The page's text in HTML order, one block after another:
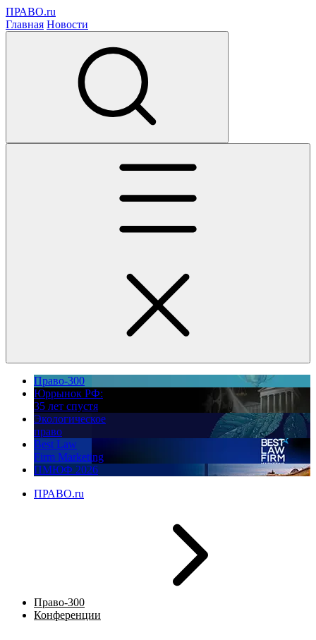
ПРАВО.ru
Главная Новости
Право-300
Юррынок РФ:
35 лет спустя
Экологическое
право
Best Law
Firm Marketing
ПМЮФ 2026
ПРАВО.ru
Право-300
Конференции